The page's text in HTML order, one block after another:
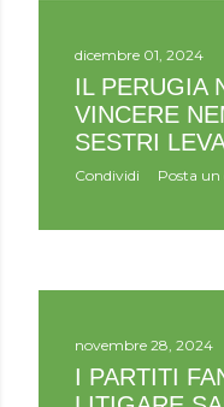
dicembre 01, 2024
IL PERUGIA
VINCERE
SESTRI
Condividi Posta
novembre 28, 2024
I PARTITI